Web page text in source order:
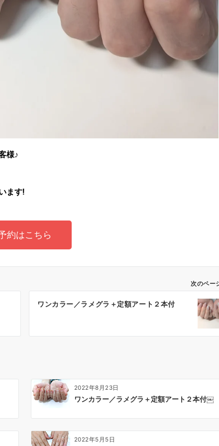
様♪
ます!
約はこちら
次のペー
ワンカラー／ラメグラ＋定額アート２本付
2022年8月23日
ワンカラー／ラメグラ＋定額アート２本付￼
2022年5月5日